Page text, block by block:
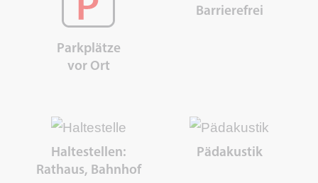
Parkplätze
vor Ort
Barrierefrei
Haltestellen:
Rathaus, Bahnhof
Pädakustik